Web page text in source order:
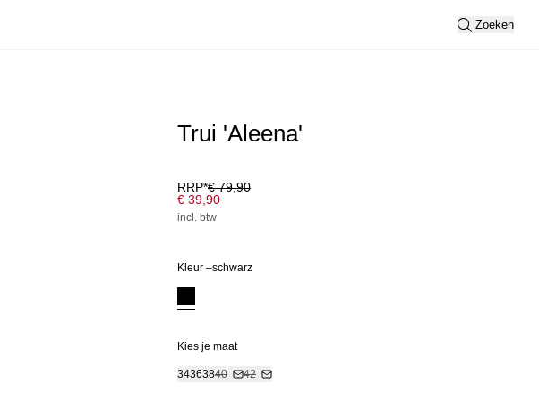
Zoeken
Trui 'Aleena'
RRP*€ 79,90
€ 39,90
incl. btw
Kleur –schwarz
Kies je maat
34363840 42